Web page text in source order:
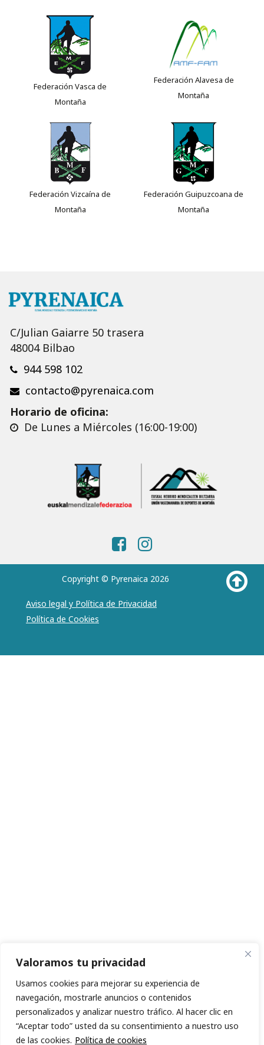
Valoramos tu privacidad
Usamos cookies para mejorar su experiencia de
navegación, mostrarle anuncios o contenidos
personalizados y analizar nuestro tráfico. Al hacer clic en
“Aceptar todo” usted da su consentimiento a nuestro uso
de las cookies. Política de cookies
Federación Vasca de
Montaña
Federación Alavesa de
Montaña
Federación Vizcaína de
Montaña
Federación Guipuzcoana de
Montaña
C/Julian Gaiarre 50 trasera
48004 Bilbao
944 598 102
contacto@pyrenaica.com
Horario de oficina:
De Lunes a Miércoles (16:00-19:00)
Copyright © Pyrenaica 2026
Aviso legal y Política de Privacidad
Política de Cookies